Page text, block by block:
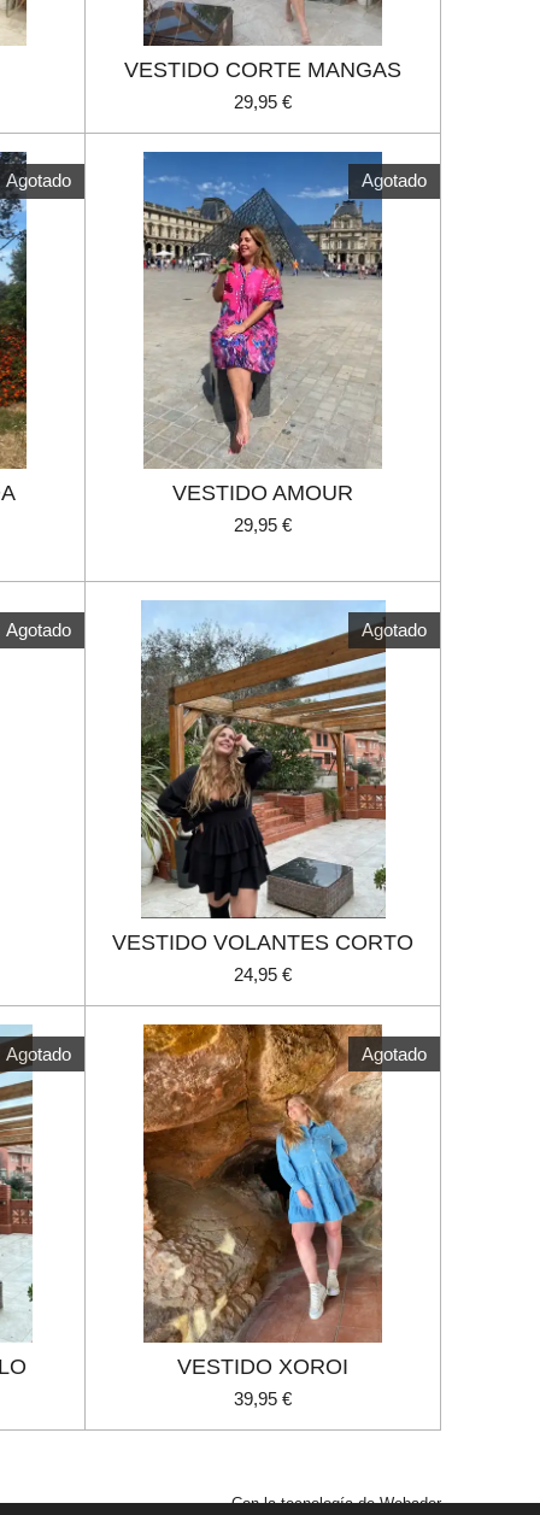
VESTIDO CORTE MANGAS
29,95 €
Agotado Agotado
VESTIDO AMOUR
29,95 €
Agotado Agotado
VESTIDO VOLANTES CORTO
24,95 €
Agotado Agotado
VESTIDO XOROI
39,95 €
Con la tecnología deWebador